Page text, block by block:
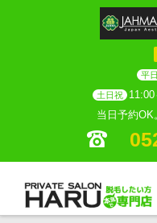
平日
土日祝
当日予約